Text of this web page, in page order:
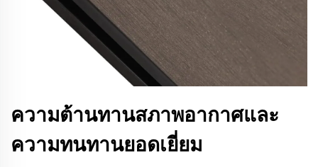
ความต้านทานสภาพอากาศและ
ความทนทานยอดเยี่ยม